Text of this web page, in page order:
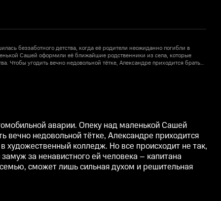
беззаботного детства, когда её родители неожиданно погибли в
Сашей оформили её ближайшие родственники из села, которые
Чтобы угодить вечно недовольной тётке, Александре приходится брать
Саша мечтает вырваться из дома своих опекунов и поступить в
аварии. Опеку над маленькой Сашей
вечно недовольной тётке, Александре приходится
художественный колледж. Но все происходит не так,
за ненавистного ей человека – капитана
сможет лишь сильная духом и решительная